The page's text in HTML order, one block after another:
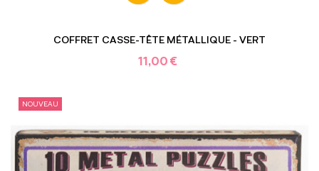
COFFRET CASSE-TÊTE MÉTALLIQUE - VERT
11,00 €
NOUVEAU